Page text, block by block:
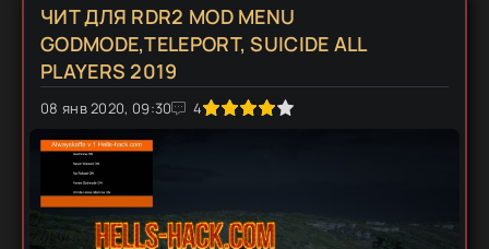
ЧИТ ДЛЯ RDR2 MOD MENU
GODMODE,TELEPORT, SUICIDE ALL
PLAYERS 2019
08 янв 2020, 09:30 4
1 2 3 4 5